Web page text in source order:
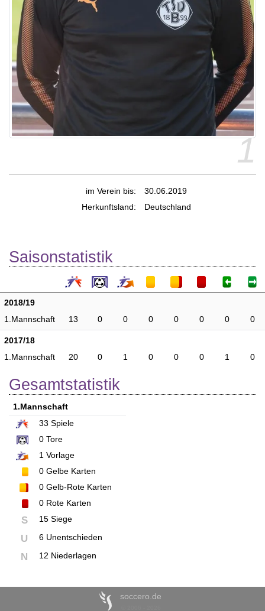
1
im Verein bis:
30.06.2019
Herkunftsland:
Deutschland
Saisonstatistik
2018/19
1.Mannschaft
13 0 0 0 0 0 0 0
2017/18
1.Mannschaft
20 0 1 0 0 0 1 0
Gesamtstatistik
1.Mannschaft
33 Spiele
0 Tore
1 Vorlage
0 Gelbe Karten
0 Gelb-Rote Karten
0 Rote Karten
S 15 Siege
U 6 Unentschieden
N 12 Niederlagen
soccero.de